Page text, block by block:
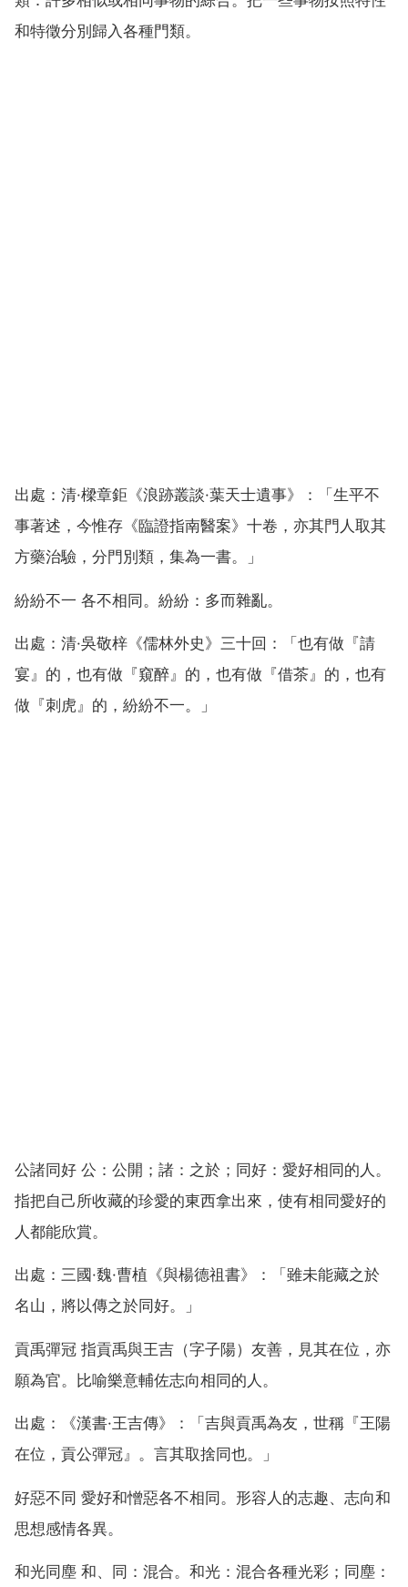
和特徵分別歸入各種門類。
出處：清·樑章鉅《浪跡叢談·葉天士遺事》：「生平不
事著述，今惟存《臨證指南醫案》十卷，亦其門人取其
方藥治驗，分門別類，集為一書。」
紛紛不一 各不相同。紛紛：多而雜亂。
出處：清·吳敬梓《儒林外史》三十回：「也有做『請
宴』的，也有做『窺醉』的，也有做『借茶』的，也有
做『刺虎』的，紛紛不一。」
公諸同好 公：公開；諸：之於；同好：愛好相同的人。
指把自己所收藏的珍愛的東西拿出來，使有相同愛好的
人都能欣賞。
出處：三國·魏·曹植《與楊德祖書》：「雖未能藏之於
名山，將以傳之於同好。」
貢禹彈冠 指貢禹與王吉（字子陽）友善，見其在位，亦
願為官。比喻樂意輔佐志向相同的人。
出處：《漢書·王吉傳》：「吉與貢禹為友，世稱『王陽
在位，貢公彈冠』。言其取捨同也。」
好惡不同 愛好和憎惡各不相同。形容人的志趣、志向和
思想感情各異。
和光同塵 和、同：混合。和光：混合各種光彩；同塵：